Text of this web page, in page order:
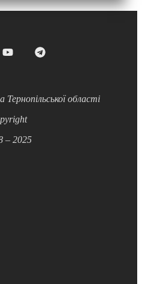
області
– 2025